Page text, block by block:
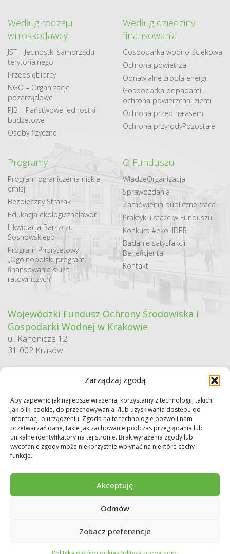
Zarządzaj zgodą
Aby zapewnić jak najlepsze wrażenia, korzystamy z technologii, takich
jak pliki cookie, do przechowywania i/lub uzyskiwania dostępu do
informacji o urządzeniu. Zgoda na te technologie pozwoli nam
przetwarzać dane, takie jak zachowanie podczas przeglądania lub
unikalne identyfikatory na tej stronie. Brak wyrażenia zgody lub
wycofanie zgody może niekorzystnie wpłynąć na niektóre cechy i
funkcje.
Akceptuję
Odmów
Zobacz preferencje
Według rodzaju
wnioskodawcy
JST – Jednostki samorządu
terytorialnego
Przedsiębiorcy
NGO – Organizacje
pozarządowe
PJB – Państwowe jednostki
budżetowe
Osoby fizyczne
Według dziedziny
finansowania
Gospodarka​ wodno​-ściekowa
Ochrona powietrza
Odnawialne​ źródła​ energii
Gospodarka odpadami i
ochrona powierzchni ziemi
Ochrona przed hałasem
Ochrona przyrodyPozostałe
Programy
Program ograniczenia niskiej
emisji
Bezpieczny Strażak
Edukacja ekologicznaJawor
Likwidacja Barszczu
Sosnowskiego
Program Priorytetowy –
„Ogólnopolski program
finansowania służb
ratowniczych”
O Funduszu
WładzeOrganizacja
Sprawozdania
Zamówienia publicznePraca
Praktyki i staże w Funduszu
Konkurs #ekoLIDER
Badanie satysfakcji
Beneficjenta
Kontakt
Wojewódzki Fundusz Ochrony Środowiska i
Gospodarki Wodnej w Krakowie
ul. Kanonicza 12
31-002 Kraków
Sekretariat / Dziennik podawczy
tel.: 12 422 94 90
e-mail:biuro@wfos.krakow.pl
Copyright © 2026 WFOŚiGW w Krakowie. Wszystkie prawa zastrzeżone.